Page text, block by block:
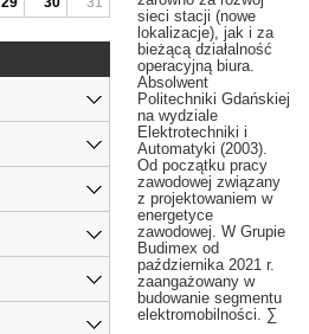
sieci stacji (nowe
lokalizacje), jak i za
bieżącą działalność
operacyjną biura.
Absolwent
Politechniki Gdańskiej
na wydziale
Elektrotechniki i
Automatyki (2003).
Od początku pracy
zawodowej związany
z projektowaniem w
energetyce
zawodowej. W Grupie
Budimex od
października 2021 r.
zaangażowany w
budowanie segmentu
elektromobilności. ∑